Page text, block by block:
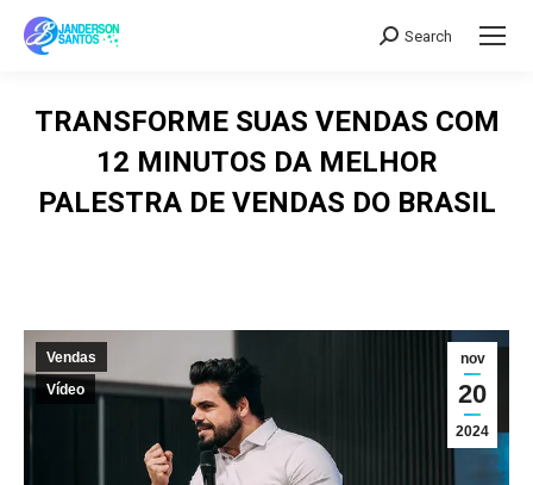
Search:
Search
TRANSFORME SUAS VENDAS COM
12 MINUTOS DA MELHOR
PALESTRA DE VENDAS DO BRASIL
nov
20
2024
Vendas
Vídeo